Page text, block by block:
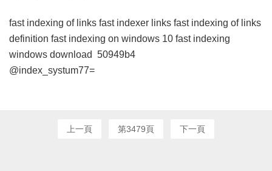
fast indexing of links fast indexer links fast indexing of links
definition fast indexing on windows 10 fast indexing
windows download 50949b4
@index_systum77=
上一頁 第3479頁 下一頁